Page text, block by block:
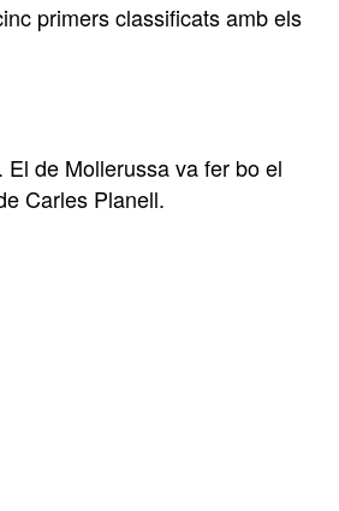
primers classificats amb els
de Mollerussa va fer bo el
Carles Planell.